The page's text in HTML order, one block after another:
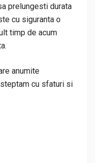
prelungesti durata
cu siguranta o
timp de acum
anumite
cu sfaturi si